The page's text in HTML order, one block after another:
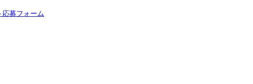
応募フォーム